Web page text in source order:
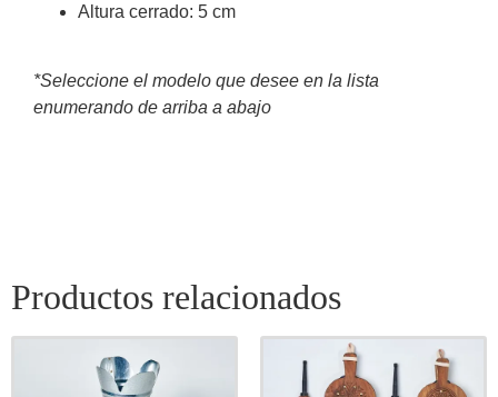
Altura cerrado: 5 cm
*Seleccione el modelo que desee en la lista
enumerando de arriba a abajo
Productos relacionados